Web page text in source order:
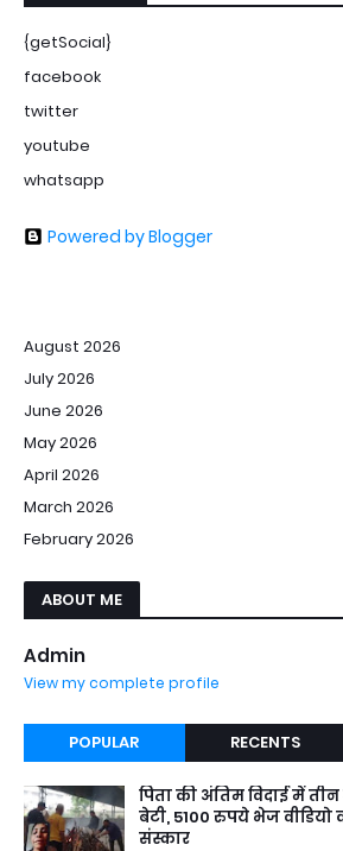
{getSocial}
facebook
twitter
youtube
whatsapp
Powered by Blogger
August 2026
July 2026
June 2026
May 2026
April 2026
March 2026
February 2026
ABOUT ME
Admin
View my complete profile
POPULAR RECENTS
पिता की अंतिम विदाई में
बेटी, 5100 रुपये भेज
संस्कार